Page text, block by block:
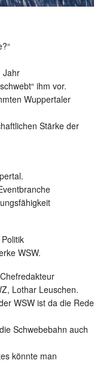
Jahr
ihm vor.
Wuppertaler
Stärke der
WSW.
Lothar Leuschen.
WSW ist da die Rede
Schwebebahn auch
könnte man